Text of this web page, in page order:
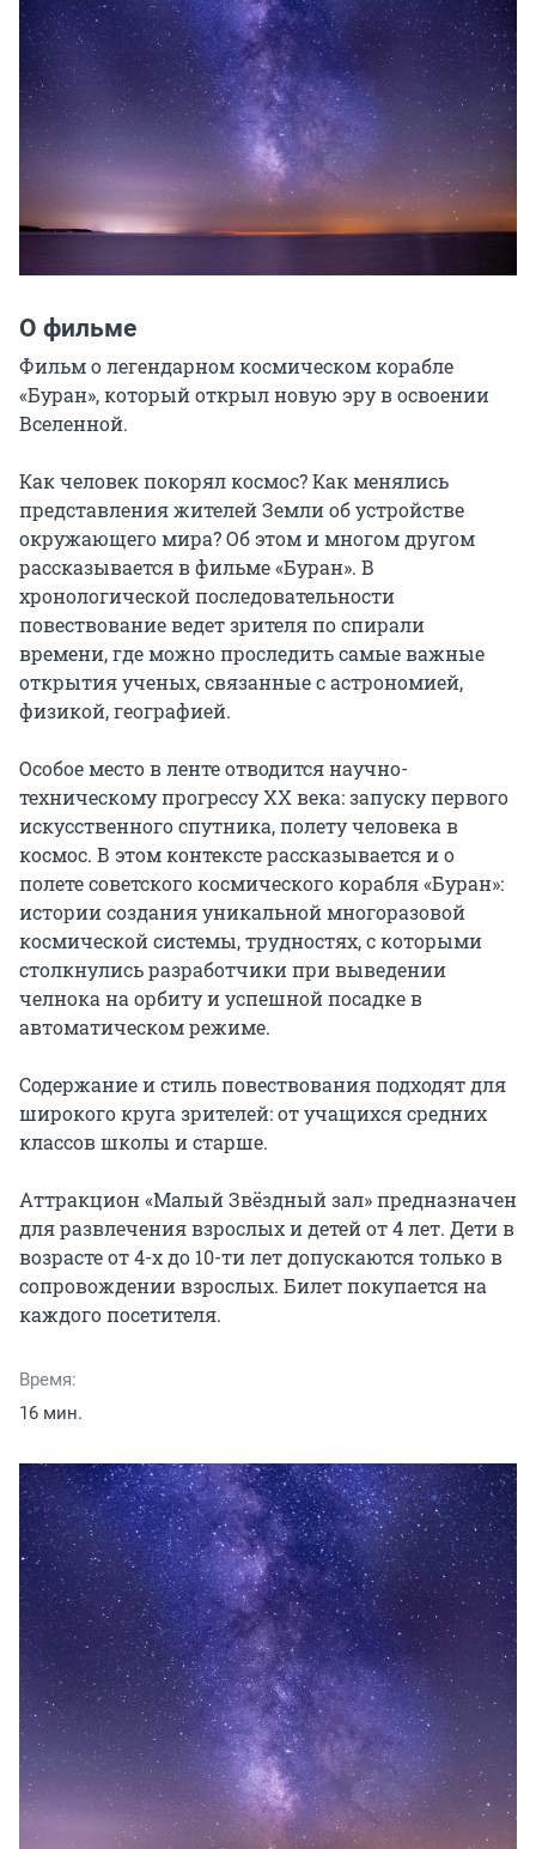
О фильме
Фильм о легендарном космическом корабле
«Буран», который открыл новую эру в освоении
Вселенной.
Как человек покорял космос? Как менялись
представления жителей Земли об устройстве
окружающего мира? Об этом и многом другом
рассказывается в фильме «Буран». В
хронологической последовательности
повествование ведет зрителя по спирали
времени, где можно проследить самые важные
открытия ученых, связанные с астрономией,
физикой, географией.
Особое место в ленте отводится научно-
техническому прогрессу ХХ века: запуску первого
искусственного спутника, полету человека в
космос. В этом контексте рассказывается и о
полете советского космического корабля «Буран»:
истории создания уникальной многоразовой
космической системы, трудностях, с которыми
столкнулись разработчики при выведении
челнока на орбиту и успешной посадке в
автоматическом режиме.
Содержание и стиль повествования подходят для
широкого круга зрителей: от учащихся средних
классов школы и старше.
Аттракцион «Малый Звёздный зал» предназначен
для развлечения взрослых и детей от 4 лет. Дети в
возрасте от 4-х до 10-ти лет допускаются только в
сопровождении взрослых. Билет покупается на
каждого посетителя.
Время:
16 мин.